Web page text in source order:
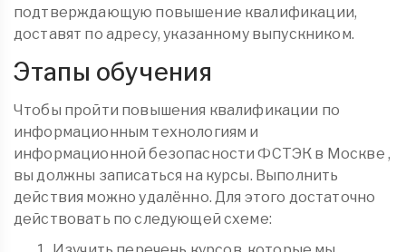
подтверждающую повышение квалификации,
доставят по адресу, указанному выпускником.
Этапы обучения
Чтобы пройти повышения квалификации по
информационным технологиям и
информационной безопасности ФСТЭК в Москве ,
вы должны записаться на курсы. Выполнить
действия можно удалённо. Для этого достаточно
действовать по следующей схеме: